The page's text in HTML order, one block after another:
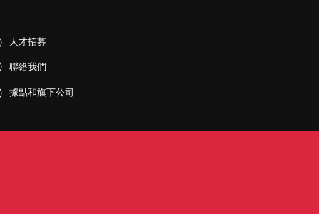
人才招募
聯絡我們
據點和旗下公司